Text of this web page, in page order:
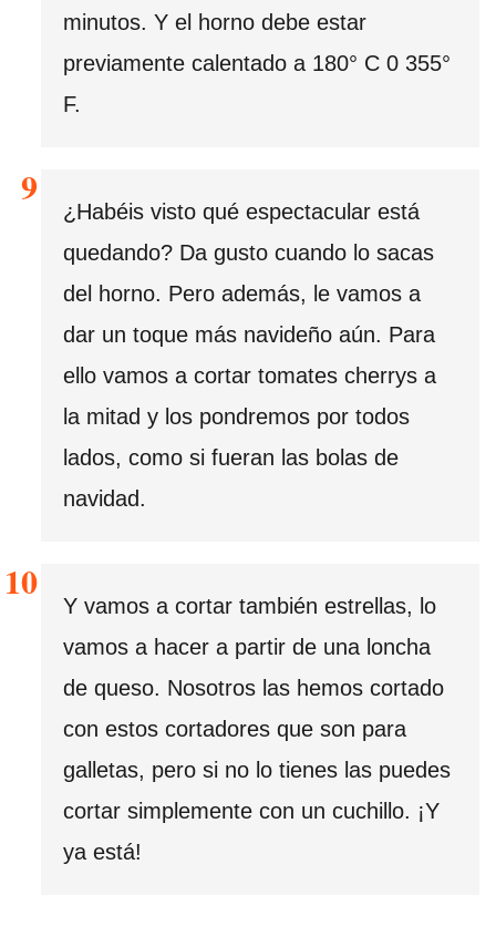
minutos. Y el horno debe estar
previamente calentado a 180° C 0 355°
F.
¿Habéis visto qué espectacular está
quedando? Da gusto cuando lo sacas
del horno. Pero además, le vamos a
dar un toque más navideño aún. Para
ello vamos a cortar tomates cherrys a
la mitad y los pondremos por todos
lados, como si fueran las bolas de
navidad.
Y vamos a cortar también estrellas, lo
vamos a hacer a partir de una loncha
de queso. Nosotros las hemos cortado
con estos cortadores que son para
galletas, pero si no lo tienes las puedes
cortar simplemente con un cuchillo. ¡Y
ya está!